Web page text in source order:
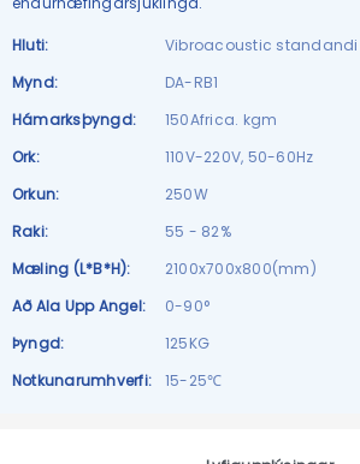
Hluti:
Vibroacoustic standandi
Mynd:
DA-RB1
Hámarksþyngd:
150Africa. kgm
Ork:
110V-220V, 50-60Hz
Orkun:
250W
Raki:
55 - 82%
Mæling (L*B*H):
2100x700x800(mm)
Að Ala Upp Angel:
0-90°
Þyngd:
125KG
Notkunarumhverfi:
15-25℃